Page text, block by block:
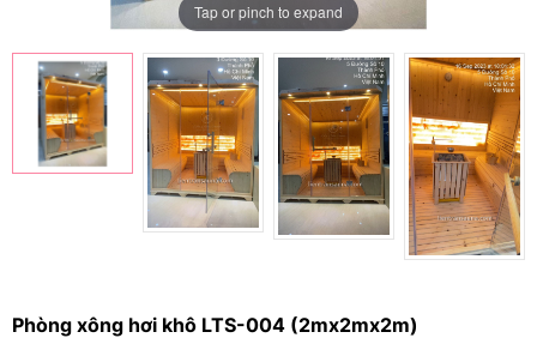
Tap or pinch to expand
Phòng xông hơi khô LTS-004 (2mx2mx2m)